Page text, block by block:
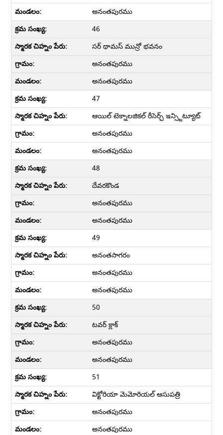
అనంతపురము
46
సర్ థామస్ మున్రో భవనం
అనంతపురము
అనంతపురము
47
ఆయిల్ టెక్నాలజికల్ రీసెర్చ్ ఇన్స్టిట్యూట్
అనంతపురము
అనంతపురము
48
దేవరకొండ
అనంతపురము
అనంతపురము
49
అనంతసాగరం
అనంతపురము
అనంతపురము
50
టవర్ క్లాక్
అనంతపురము
అనంతపురము
51
విక్టోరియా మెమోరియల్ ఆసుపత్రి
అనంతపురము
అనంతపురము